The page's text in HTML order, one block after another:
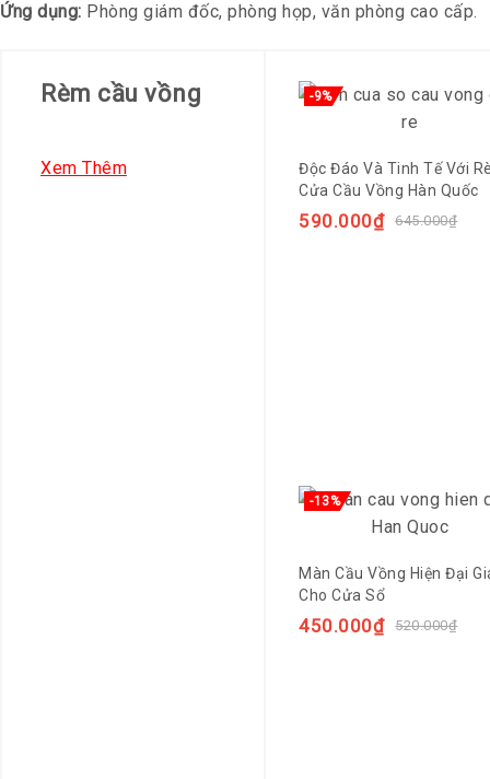
Ứng dụng: Phòng giám đốc, phòng họp, văn phòng cao cấp.
Rèm cầu vồng
Xem Thêm
-9%
Độc Đáo Và Tinh Tế Với
Cửa Cầu Vồng Hàn Quốc
645.000₫
590.000₫
-13%
Màn Cầu Vồng Hiện Đại
Cho Cửa Sổ
520.000₫
450.000₫